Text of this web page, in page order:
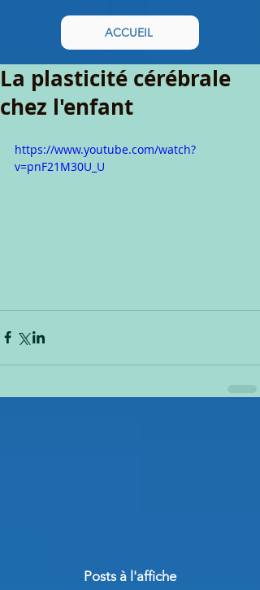
ACCUEIL
La plasticité cérébrale
chez l'enfant
https://www.youtube.com/watch?
v=pnF21M30U_U
Posts à l'affiche